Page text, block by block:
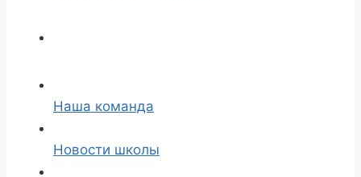
Наша команда
Новости школы